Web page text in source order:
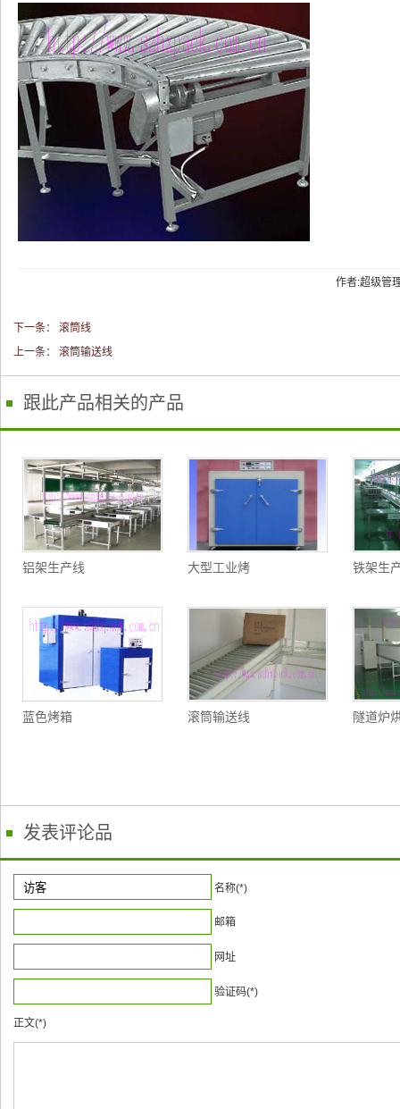
作者:超级管
下一条：
滚筒线
上一条：
滚筒输送线
跟此产品相关的产品
铝架生产线 大型工业烤 铁架生
蓝色烤箱 滚筒输送线 隧道炉
发表评论品
名称(*)
邮箱
网址
验证码(*)
正文(*)